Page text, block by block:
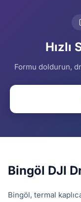
Hızlı
Formu doldurun,
Bingöl DJI
Bingöl, termal